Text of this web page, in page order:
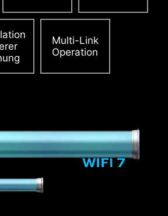
Multi-Link
Operation
x
Excursion